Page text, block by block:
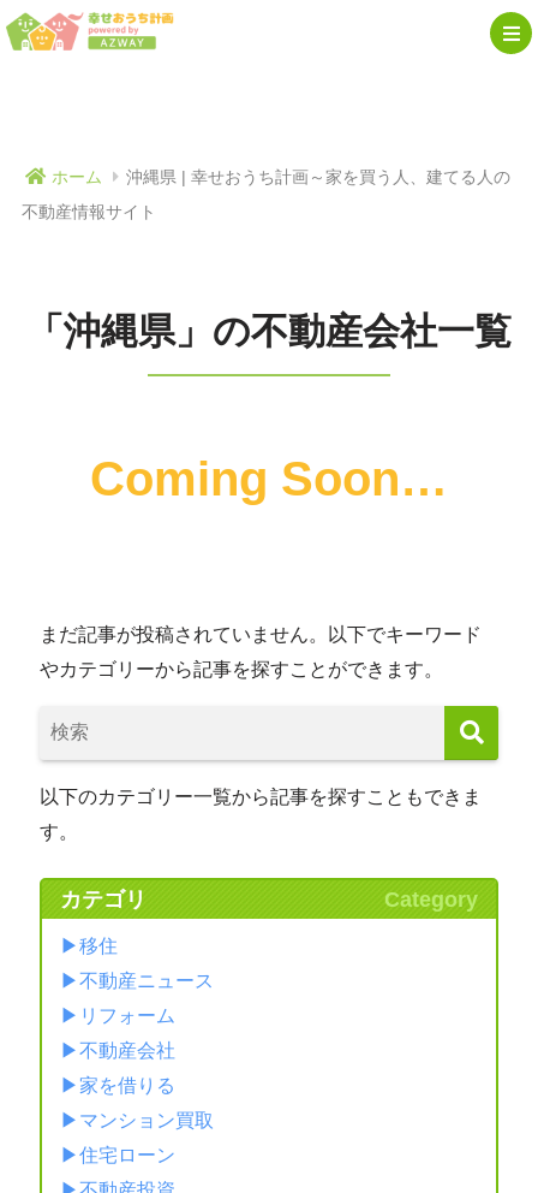
ホーム
沖縄県 | 幸せおうち計画～家を買う人、建てる人の
不動産情報サイト
「沖縄県」の不動産会社一覧
Coming Soon…
まだ記事が投稿されていません。以下でキーワード
やカテゴリーから記事を探すことができます。
以下のカテゴリー一覧から記事を探すこともできま
す。
カテゴリ Category
移住
不動産ニュース
リフォーム
不動産会社
家を借りる
マンション買取
住宅ローン